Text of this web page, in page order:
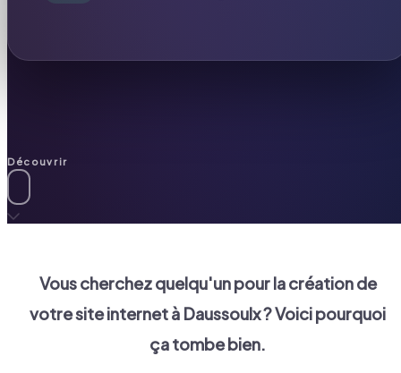
Découvrir
Vous cherchez quelqu'un pour la création de
votre site internet à Daussoulx? Voici pourquoi
ça tombe bien.